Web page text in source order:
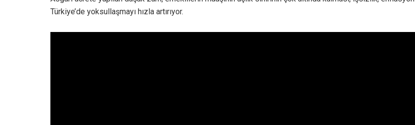
Türkiye’de yoksullaşmayı hızla artırıyor.